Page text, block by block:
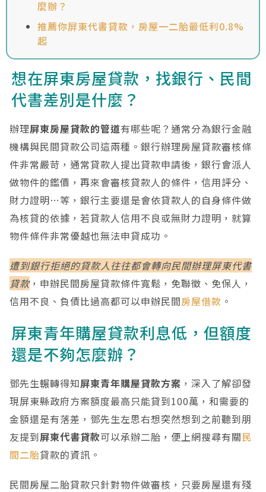
麼辦？
推薦你屏東代書貸款，房屋一二胎最低利0.8%
起
想在屏東房屋貸款，找銀行、民間
代書差別是什麼？
辦理屏東房屋貸款的管道有哪些呢？通常分為銀行金融
機構與民間貸款公司這兩種。銀行辦理房屋貸款審核條
件非常嚴苛，通常貸款人提出貸款申請後，銀行會派人
做物件的鑑價，再來會審核貸款人的條件，信用評分、
財力證明…等，銀行主要還是會依貸款人的自身條件做
為核貸的依據，若貸款人信用不良或無財力證明，就算
物件條件非常優越也無法申貸成功。
遭到銀行拒絕的貸款人往往都會轉向民間辦理屏東代書
貸款，申辦民間房屋貸款條件寬鬆，免聯徵、免保人，
信用不良、負債比過高都可以申辦民間房屋借款 。
屏東青年購屋貸款利息低，但額度
還是不夠怎麼辦？
鄧先生輾轉得知屏東青年購屋貸款方案 ，深入了解卻發
現屏東縣政府方案額度最高只能貸到100萬，和需要的
金額還是有落差，鄧先生左思右想突然想到之前聽到朋
友提到屏東代書貸款可以承辦二胎，便上網搜尋有關民
間二胎貸款的資訊。
民間房屋二胎貸款只針對物件做審核，只要房屋還有殘